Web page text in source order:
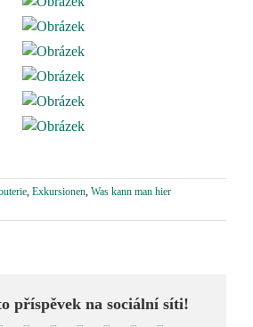
Exkursionen Was kann man hier
příspěvek na sociální síti!